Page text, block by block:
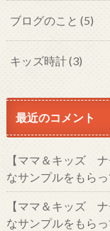
ブログのこと (5)
キッズ時計(3)
最近のコメント
【ママ＆キッズ
なサンプルをもら
【ママ＆キッズ
なサンプルをもら